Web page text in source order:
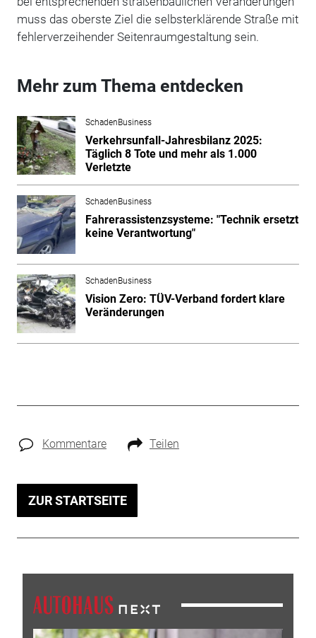
muss das oberste Ziel die selbsterklärende Straße mit
fehlerverzeihender Seitenraumgestaltung sein.
Mehr zum Thema entdecken
SchadenBusiness
Verkehrsunfall-Jahresbilanz 2025:
Täglich 8 Tote und mehr als 1.000
Verletzte
SchadenBusiness
Fahrerassistenzsysteme: "Technik ersetzt
keine Verantwortung"
SchadenBusiness
Vision Zero: TÜV-Verband fordert klare
Veränderungen
Kommentare Teilen
ZUR STARTSEITE